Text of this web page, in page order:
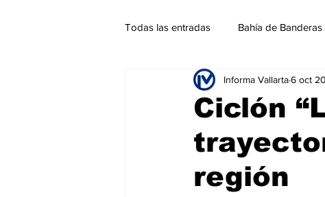
Todas las entradas Bahía de Banderas
Educación Seguridad
Bienes y Raíces
Ciclón
región
Informa Vallarta6 oct